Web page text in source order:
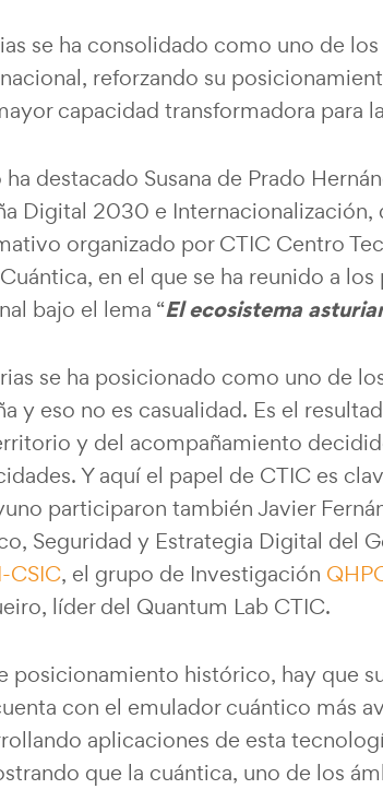
se ha consolidado como uno de
reforzando su
capacidad transformadora para
ha destacado Susana de Prado
Digital 2030 e
organizado por CTIC Centro
en el que se ha reunido a
bajo el lema “El ecosistema
se ha posicionado como uno de
y eso no es casualidad. Es el
y del acompañamiento
Y aquí el papel de CTIC es
participaron también Javier
Seguridad y Estrategia Digital del
CSIC, el grupo de Investigación
líder del Quantum Lab CTIC.
posicionamiento histórico, hay que
con el emulador cuántico más
aplicaciones de esta
que la cuántica, uno de los